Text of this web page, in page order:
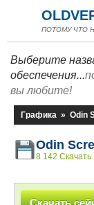
ПОТОМУ ЧТО
Выберите
обеспечения...
вы любите!
Графика » Odin
Odin
8 142 Скачать
Скачать